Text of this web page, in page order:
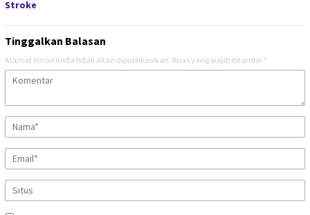
Stroke
Tinggalkan Balasan
Alamat email Anda tidak akan dipublikasikan. Ruas yang wajib ditandai *